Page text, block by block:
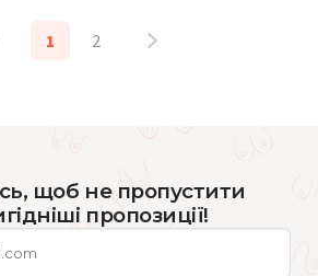
1 2
щоб не пропустити
пропозиції!